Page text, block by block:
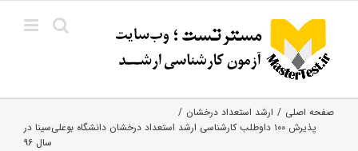
content
صفحه اصلی
ارشد استعداد درخشان
پذیرش ۱۰۰ داوطلب کارشناسی ارشد استعداد درخشان دانشگاه بوعلی‌سینا در
سال ۹۶